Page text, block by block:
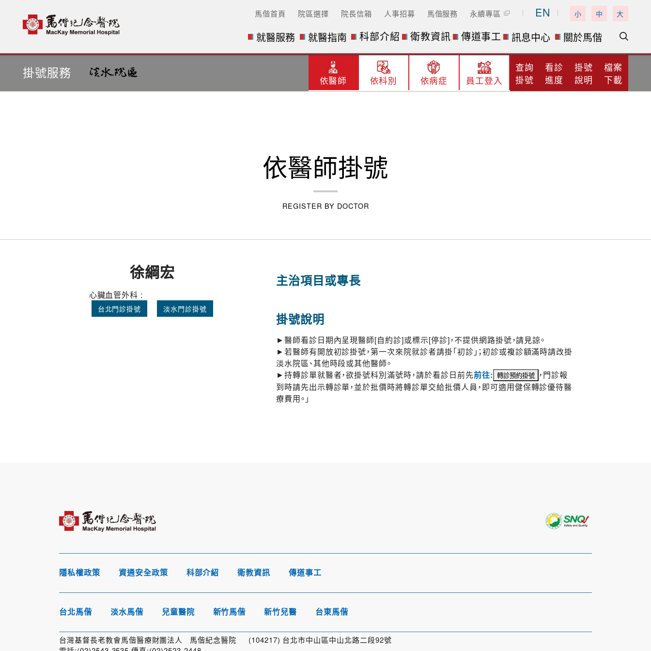
馬偕首頁 院區選擇 院長信箱 人事招募 馬偕服務 永續專區 EN 小 中 大
就醫服務 就醫指南 科部介紹 衛教資訊 傳道事工 訊息中心 關於馬偕
掛號服務 依醫師 依科別 依病症 員工登入
查詢
掛號
看診
進度
掛號
說明
檔案
下載
依醫師掛號
REGISTER BY DOCTOR
徐綱宏
心臟血管外科 :
台北門診掛號 淡水門診掛號
主治項目或專長
掛號說明
►醫師看診日期內呈現醫師[自約診]或標示[停診]，不提供網路掛號，請見諒。
►若醫師有開放初診掛號，第一次來院就診者請掛「初診」；初診或複診額滿時請改掛
淡水院區、其他時段或其他醫師。
►持轉診單就醫者，欲掛號科別滿號時，請於看診日前先前往:
，門診報
到時請先出示轉診單，並於批價時將轉診單交給批價人員，即可適用健保轉診優待醫
療費用。」
隱私權政策 資通安全政策 科部介紹 衛教資訊 傳道事工
台北馬偕 淡水馬偕 兒童醫院 新竹馬偕 新竹兒醫 台東馬偕
台灣基督長老教會馬偕醫療財團法人 馬偕紀念醫院 (104217) 台北市中山區中山北路二段92號